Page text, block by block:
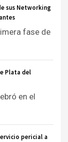
sus Networking
fase de
Plata del
en el
pericial a